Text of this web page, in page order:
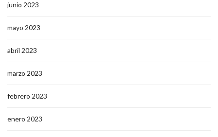
junio 2023
mayo 2023
abril 2023
marzo 2023
febrero 2023
enero 2023